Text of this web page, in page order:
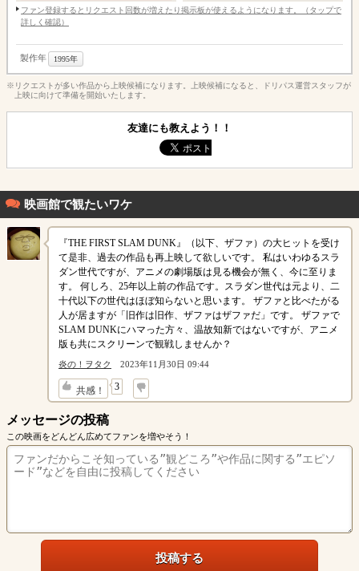
ファン登録するとリクエスト回数が増えたり掲示板が使えるようになります。（タップで
詳しく確認）
製作年 1995年
※リクエストが多い作品から上映候補になります。上映候補になると、ドリパス運営スタッフが
上映に向けて準備を開始いたします。
友達にも教えよう！！
映画館で観たいワケ
『THE FIRST SLAM DUNK』（以下、ザファ）の大ヒットを受け
て是非、過去の作品も再上映して欲しいです。 私はいわゆるスラ
ダン世代ですが、アニメの劇場版は見る機会が無く、今に至りま
す。 何しろ、25年以上前の作品です。スラダン世代は元より、二
十代以下の世代はほぼ知らないと思います。 ザファと比べたがる
人が居ますが「旧作は旧作、ザファはザファだ」です。 ザファで
SLAM DUNKにハマった方々、温故知新ではないですが、アニメ
版も共にスクリーンで観戦しませんか？
炎の！ヲタク 2023年11月30日 09:44
共感！ 3
↓
メッセージの投稿
この映画をどんどん広めてファンを増やそう！